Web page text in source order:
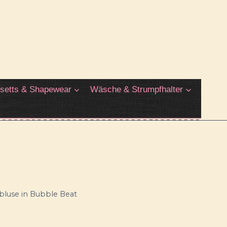
& Shapewear Wäsche & Strumpfhalter
in Bubble Beat